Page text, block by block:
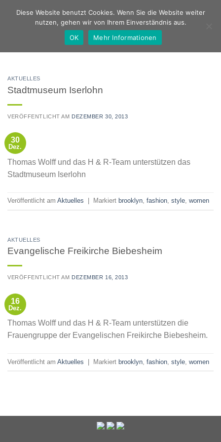
AKTUELLES
Stadtmuseum Iserlohn
VERÖFFENTLICHT AM DEZEMBER 30, 2013
30
Dez.
Thomas Wolff und das H & R-Team unterstützen das
Stadtmuseum Iserlohn
Veröffentlicht am Aktuelles Markiert brooklyn fashion style women
AKTUELLES
Evangelische Freikirche Biebesheim
VERÖFFENTLICHT AM DEZEMBER 16, 2013
16
Dez.
Thomas Wolff und das H & R-Team unterstützen die
Frauengruppe der Evangelischen Freikirche Biebesheim.
Veröffentlicht am Aktuelles | Markiert brooklyn fashion style women
Diese Website benutzt Cookies. Wenn Sie die Website weiter
nutzen, gehen wir von Ihrem Einverständnis aus.
OK
Mehr Informationen